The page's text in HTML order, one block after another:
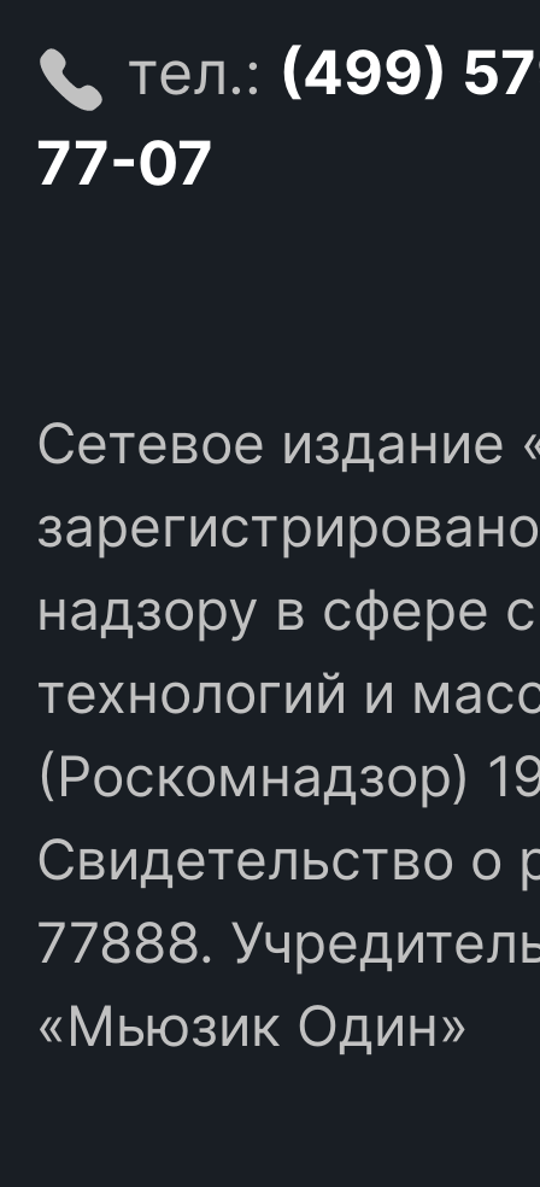
тел.: (499)
77-07
Сетевое издание
надзору в сфере
технологий и
(Роскомнадзор)
Свидетельство
77888.
«Мьюзик Один»